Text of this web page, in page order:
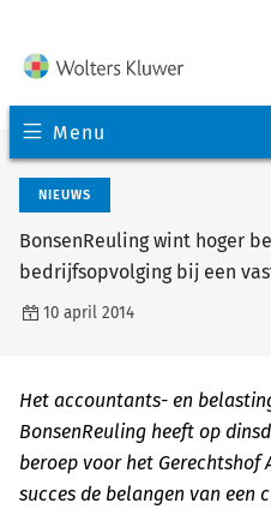
Menu
NIEUWS
BonsenReuling wint hoger
bedrijfsopvolging bij een
10 april 2014
Het accountants- en
BonsenReuling heeft op
beroep voor het Gerechtshof
succes de belangen van een